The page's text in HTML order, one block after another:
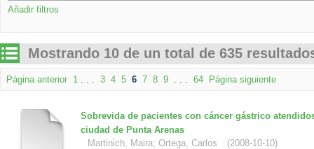
Añadir filtros
Mostrando 10 de un total de 635
Página anterior 1 . . . 3 4 5 6 7 8 9 . . . 64 Página siguiente
Sobrevida de pacientes con cáncer gástrico
ciudad de Punta Arenas
Martinich, Maira; Ortega, Carlos (2008-10-10)